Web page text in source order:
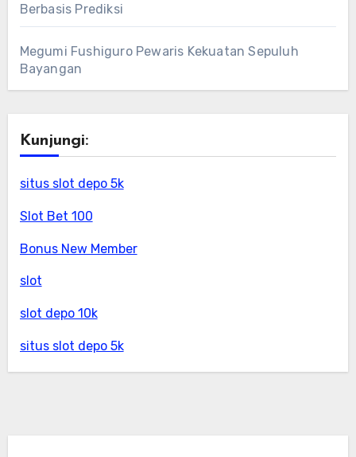
Berbasis Prediksi
Megumi Fushiguro Pewaris Kekuatan Sepuluh
Bayangan
Kunjungi:
situs slot depo 5k
Slot Bet 100
Bonus New Member
slot
slot depo 10k
situs slot depo 5k